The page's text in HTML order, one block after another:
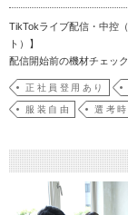
TikTokライブ配信・中控
配信開始前の機材チェッ
定、コメント対応、在庫
に基づきライブの進行や
正社員登用あり
服装自由 選考